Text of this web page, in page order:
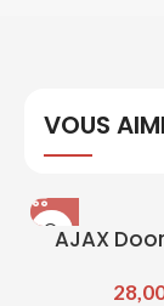
VOUS
AJAX